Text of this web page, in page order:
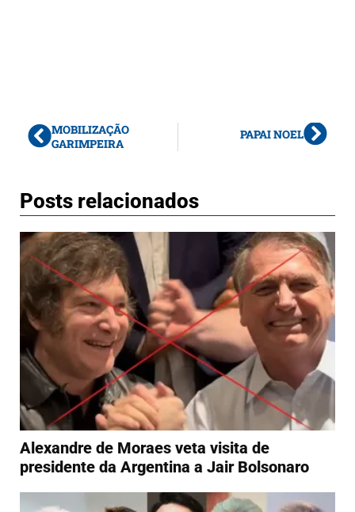
MOBILIZAÇÃO
GARIMPEIRA
PAPAI NOEL
Posts relacionados
Alexandre de Moraes veta visita de
presidente da Argentina a Jair Bolsonaro